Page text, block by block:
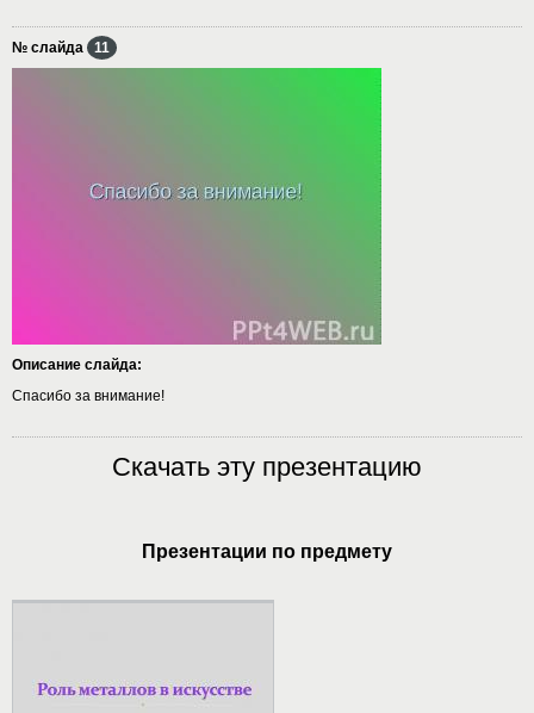
№ слайда 11
Описание слайда:
Спасибо за внимание!
Скачать эту презентацию
Презентации по предмету